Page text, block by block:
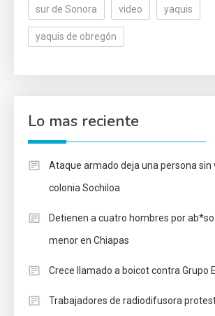
sur de Sonora video yaquis
yaquis de obregón
Lo mas reciente
Ataque armado deja una persona sin
colonia Sochiloa
Detienen a cuatro hombres por
menor en Chiapas
Crece llamado a boicot contra Grupo
Trabajadores de radiodifusora